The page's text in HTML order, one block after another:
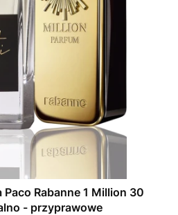
Rabanne 1 Million 30
- przyprawowe